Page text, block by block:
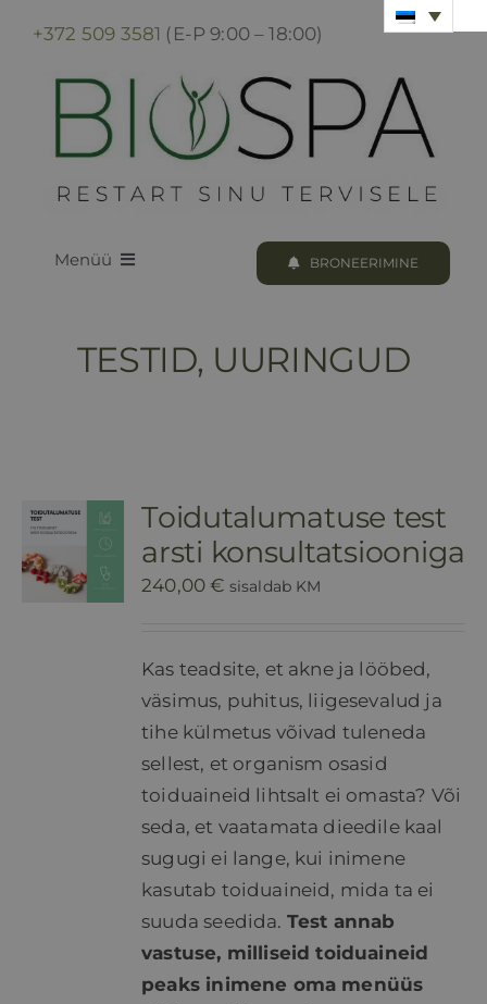
content
+372 509 3581 (E-P 9:00 – 18:00)
Menüü
HINNAKIRI
BRONEERIMINE
TESTID, UURINGUD
Toidutalumatuse test
arsti konsultatsiooniga
240,00€ sisaldab KM
Kas teadsite, et akne ja lööbed,
väsimus, puhitus, liigesevalud ja
tihe külmetus võivad tuleneda
sellest, et organism osasid
toiduaineid lihtsalt ei omasta? Või
seda, et vaatamata dieedile kaal
sugugi ei lange, kui inimene
kasutab toiduaineid, mida ta ei
suuda seedida. Test annab
vastuse, milliseid toiduaineid
peaks inimene oma menüüs